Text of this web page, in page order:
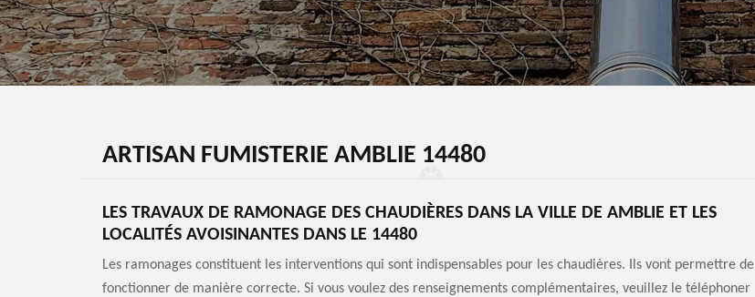
ARTISAN FUMISTERIE AMBLIE 14480
LES TRAVAUX DE RAMONAGE DES CHAUDIÈRES DANS LA VILLE DE AMBLIE ET LES
LOCALITÉS AVOISINANTES DANS LE 14480
Les ramonages constituent les interventions qui sont indispensables pour les chaudières. Ils vont permettre de
fonctionner de manière correcte. Si vous voulez des renseignements complémentaires, veuillez le téléphoner